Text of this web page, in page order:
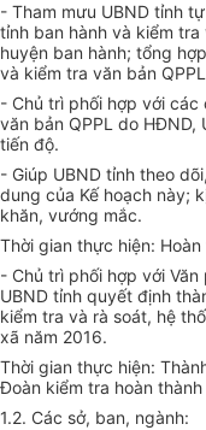
- Tham mưu UBND tỉnh
tỉnh ban hành và kiểm tra
huyện ban hành; tổng
và kiểm tra văn bản
- Chủ trì phối hợp với các
văn bản QPPL do HĐND,
tiến độ.
- Giúp UBND tỉnh theo
dung của Kế hoạch này;
khăn, vướng mắc.
Thời gian thực hiện:
- Chủ trì phối hợp với
UBND tỉnh quyết định
kiểm tra và rà soát, hệ
xã năm 2016.
Thời gian thực hiện:
Đoàn kiểm tra hoàn
1.2. Các sở, ban, ngành: